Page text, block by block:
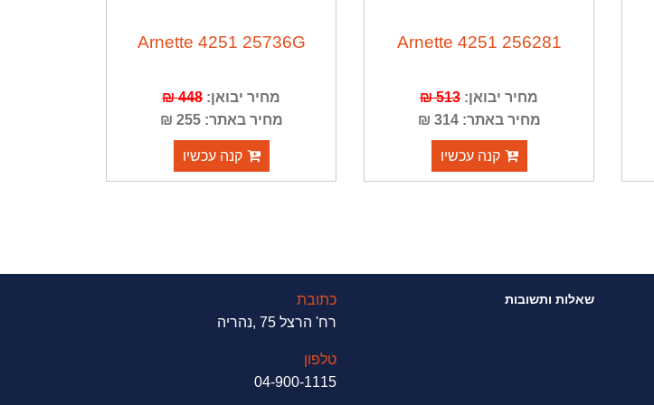
Arnette 4251 256281
מחיר יבואן: 513 ₪
מחיר באתר: 314 ₪
קנה עכשיו
Arnette 4251 25736G
מחיר יבואן: 448 ₪
מחיר באתר: 255 ₪
קנה עכשיו
שאלות ותשובות
כתובת
רח' הרצל 75 ,נהריה
טלפון
04-900-1115